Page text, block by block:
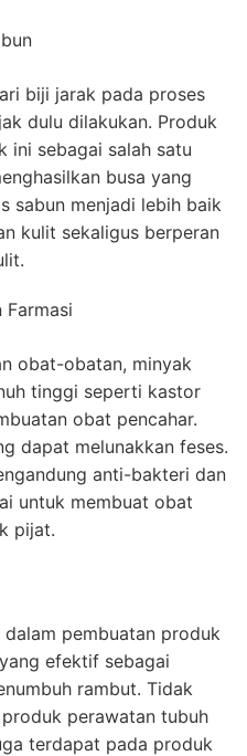
biji jarak pada proses
dulu dilakukan. Produk
ini sebagai salah satu
busa yang
sabun menjadi lebih baik
kulit sekaligus berperan
Farmasi
obat-obatan, minyak
tinggi seperti kastor
obat pencahar.
dapat melunakkan feses.
anti-bakteri dan
untuk membuat obat
pijat.
pembuatan produk
efektif sebagai
rambut. Tidak
perawatan tubuh
terdapat pada produk